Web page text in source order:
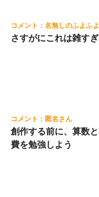
名無しのふよふよ
さすがにこれは雑す
匿名
創作する前に、算数
費を勉強しよう